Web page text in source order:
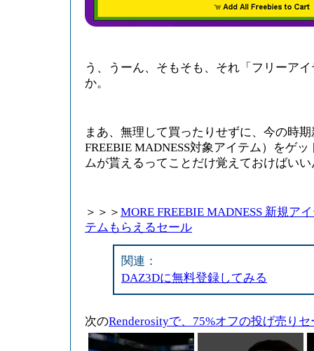
う、うーん、そもそも、それ「フリーア
か。
まあ、無理して買ったりせずに、今の時
FREEBIE MADNESS対象アイテム）をゲ
ムが貰えるってことだけ覚えておけばい
＞＞＞ MORE FREEBIE MADNESS 新規ア
テムもらえるセール
関連：
DAZ3Dに無料登録してみる
次のRenderosityで、75%オフの投げ売り